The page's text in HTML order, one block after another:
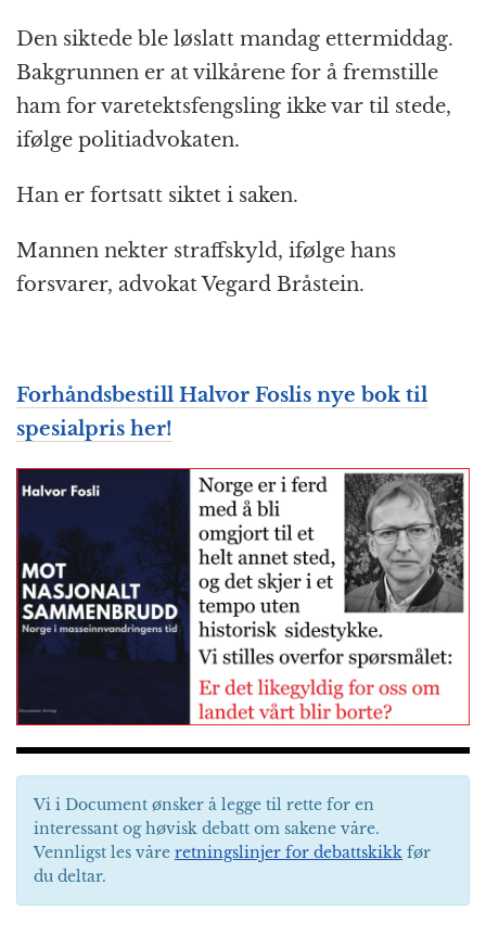
Den siktede ble løslatt mandag ettermiddag.
Bakgrunnen er at vilkårene for å fremstille
ham for varetektsfengsling ikke var til stede,
ifølge politiadvokaten.
Han er fortsatt siktet i saken.
Mannen nekter straffskyld, ifølge hans
forsvarer, advokat Vegard Bråstein.
Forhåndsbestill Halvor Foslis nye bok til
spesialpris her!
Vi i Document ønsker å legge til rette for en
interessant og høvisk debatt om sakene våre.
Vennligst les våre retningslinjer for debattskikk før
du deltar.